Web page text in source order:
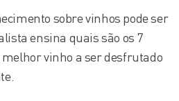
sobre vinhos pode ser
ensina quais são os 7
vinho a ser desfrutado